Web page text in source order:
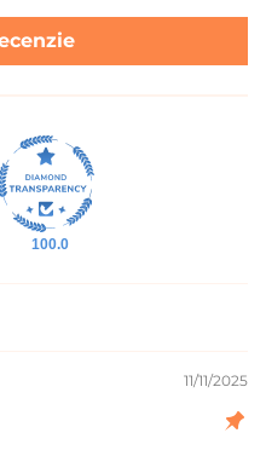
100.0
11/11/2025